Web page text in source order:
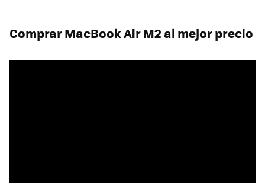
Comprar MacBook Air M2 al mejor precio